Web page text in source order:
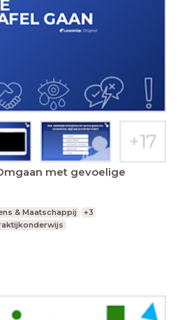
met gevoelige
& Maatschappij
+3